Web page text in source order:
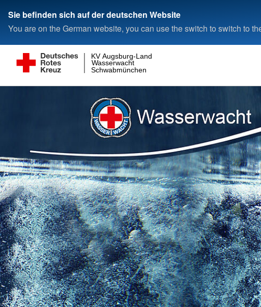
Sie befinden sich auf der deutschen Website
You are on the German website, you can use the switch to switch to
Schwabmünchen
Wasserwacht
KV Augsburg-Land